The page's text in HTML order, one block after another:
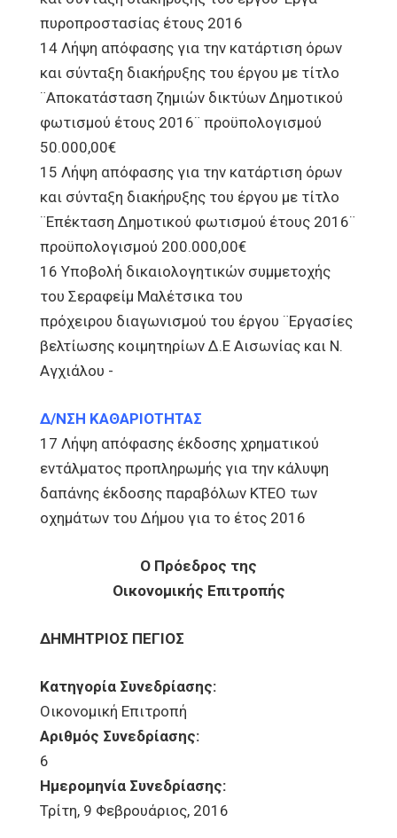
πυροπροστασίας έτους 2016
14 Λήψη απόφασης για την κατάρτιση όρων
και σύνταξη διακήρυξης του έργου με τίτλο
¨Αποκατάσταση ζημιών δικτύων Δημοτικού
φωτισμού έτους 2016¨ προϋπολογισμού
50.000,00€
15 Λήψη απόφασης για την κατάρτιση όρων
και σύνταξη διακήρυξης του έργου με τίτλο
¨Επέκταση Δημοτικού φωτισμού έτους 2016¨
προϋπολογισμού 200.000,00€
16 Υποβολή δικαιολογητικών συμμετοχής
του Σεραφείμ Μαλέτσικα του
πρόχειρου διαγωνισμού του έργου ¨Εργασίες
βελτίωσης κοιμητηρίων Δ.Ε Αισωνίας και Ν.
Αγχιάλου -
Δ/ΝΣΗ ΚΑΘΑΡΙΟΤΗΤΑΣ
17 Λήψη απόφασης έκδοσης χρηματικού
εντάλματος προπληρωμής για την κάλυψη
δαπάνης έκδοσης παραβόλων ΚΤΕΟ των
οχημάτων του Δήμου για το έτος 2016
Ο Πρόεδρος της
Οικονομικής Επιτροπής
ΔΗΜΗΤΡΙΟΣ ΠΕΓΙΟΣ
Κατηγορία Συνεδρίασης:
Οικονομική Επιτροπή
Αριθμός Συνεδρίασης:
6
Ημερομηνία Συνεδρίασης:
Τρίτη, 9 Φεβρουάριος, 2016